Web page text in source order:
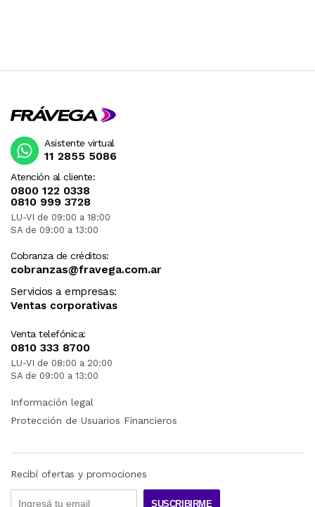
Atención al cliente:
0800 122 0338
0810 999 3728
LU-VI de 09:00 a 18:00
SA de 09:00 a 13:00
Cobranza de créditos:
cobranzas@fravega.com.ar
Servicios a empresas:
Ventas corporativas
Venta telefónica:
0810 333 8700
LU-VI de 08:00 a 20:00
SA de 09:00 a 13:00
Asistente virtual
11 2855 5086
Información legal
Protección de Usuarios Financieros
Recibí ofertas y promociones
SUSCRIBIRME